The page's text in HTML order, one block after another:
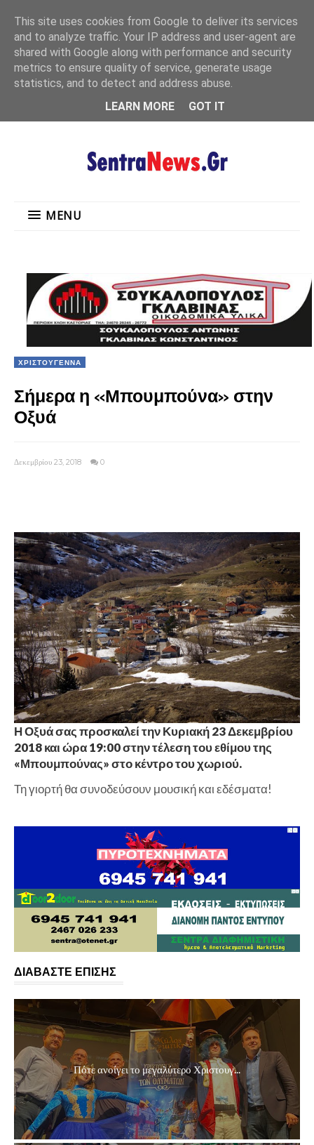
MENU
MENU
ΧΡΙΣΤΟΥΓΕΝΝΑ
Σήμερα η «Μπουμπούνα» στην
Οξυά
Δεκεμβρίου 23, 2018 0
Η Οξυά σας προσκαλεί την Κυριακή 23 Δεκεμβρίου
2018 και ώρα 19:00 στην τέλεση του εθίμου της
«Μπουμπούνας» στο κέντρο του χωριού.
Τη γιορτή θα συνοδεύσουν μουσική και εδέσματα!
ΔΙΑΒΑΣΤΕ ΕΠΙΣΗΣ
Πότε ανοίγει το μεγαλύτερο Χριστουγ...
This site uses cookies from Google to deliver its services
and to analyze traffic. Your IP address and user-agent are
shared with Google along with performance and security
metrics to ensure quality of service, generate usage
statistics, and to detect and address abuse.
LEARN MORE
GOT IT